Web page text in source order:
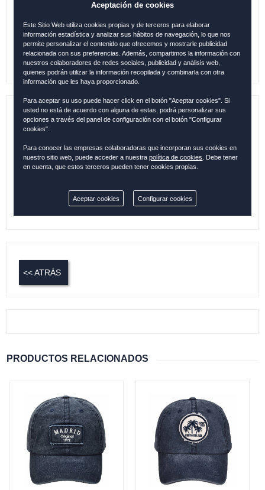
GORRA IBIZA CLASSIC TURQUESA
0.00€
Referencia: IBI1242
Colección: IBIZA
<< ATRÁS
PRODUCTOS RELACIONADOS
Aceptación de cookies
Este Sitio Web utiliza cookies propias y de terceros para elaborar
información estadística y analizar sus hábitos de navegación, lo que nos
permite personalizar el contenido que ofrecemos y mostrarle publicidad
relacionada con sus preferencias. Además, compartimos la información con
nuestros colaboradores de redes sociales, publicidad y análisis web,
quienes podrán utilizar la información recopilada y combinarla con otra
información que les haya proporcionado.
Para aceptar su uso puede hacer click en el botón "Aceptar cookies". Si
usted no está de acuerdo con alguna de estas, podrá personalizar sus
opciones a través del panel de configuración con el botón "Configurar
cookies".
Para conocer las empresas colaboradoras que incorporan sus cookies en
nuestro sitio web, puede acceder a nuestrapolítica de cookies
. Debe tener
en cuenta, que estos terceros pueden tener cookies propias.
Aceptar cookies Configurar cookies